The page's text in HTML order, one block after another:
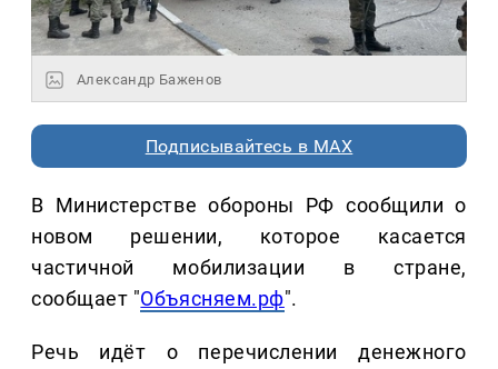
Александр Баженов
Подписывайтесь в MAX
В Министерстве обороны РФ сообщили о
новом решении, которое касается
частичной мобилизации в стране,
сообщает "Объясняем.рф".
Речь идёт о перечислении денежного